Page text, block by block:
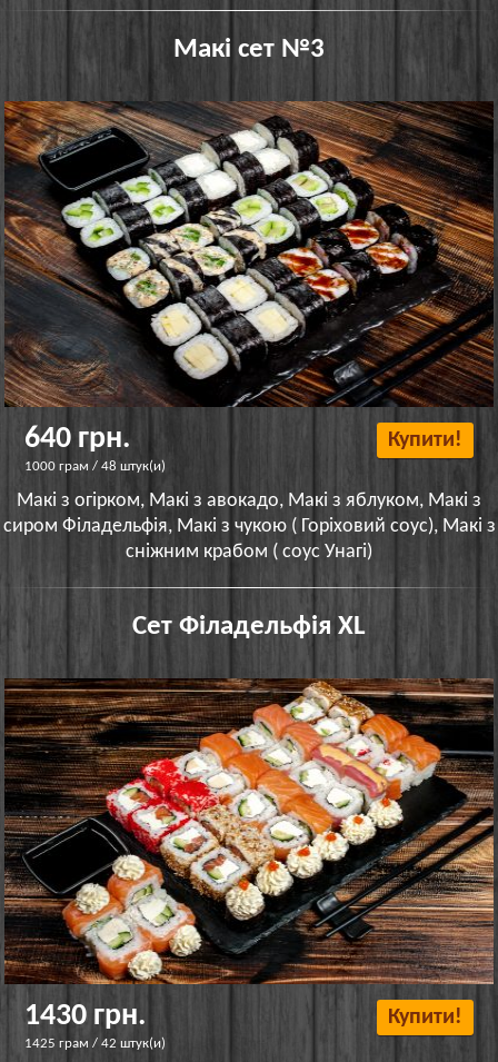
Макі сет №3
640 грн.
1000 грам / 48 штук(и)
Купити!
Макі з огірком, Макі з авокадо, Макі з яблуком, Макі з
сиром Філадельфія, Макі з чукою ( Горіховий соус), Макі з
сніжним крабом ( соус Унагі)
Сет Філадельфія XL
1430 грн.
1425 грам / 42 штук(и)
Купити!